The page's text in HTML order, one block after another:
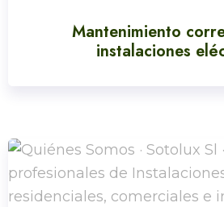
Mantenimiento
instalaciones